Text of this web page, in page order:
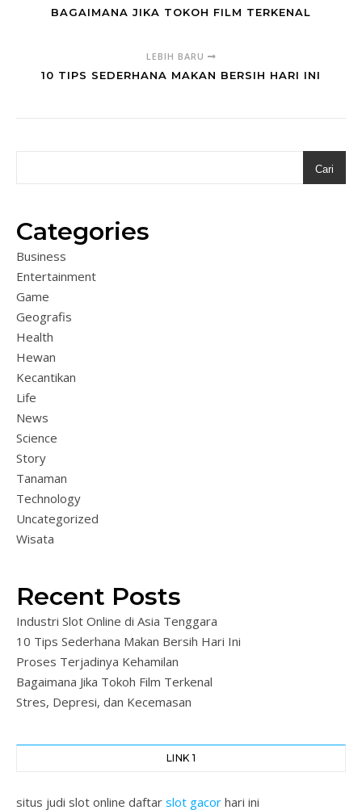
BAGAIMANA JIKA TOKOH FILM TERKENAL
LEBIH BARU
10 TIPS SEDERHANA MAKAN BERSIH HARI INI
Cari
Categories
Business
Entertainment
Game
Geografis
Health
Hewan
Kecantikan
Life
News
Science
Story
Tanaman
Technology
Uncategorized
Wisata
Recent Posts
Industri Slot Online di Asia Tenggara
10 Tips Sederhana Makan Bersih Hari Ini
Proses Terjadinya Kehamilan
Bagaimana Jika Tokoh Film Terkenal
Stres, Depresi, dan Kecemasan
LINK 1
situs judi slot online daftar slot gacor hari ini